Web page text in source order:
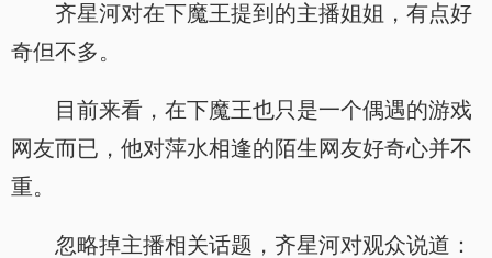
齐星河对在下魔王提到的主播姐姐，有点好
奇但不多。
目前来看，在下魔王也只是一个偶遇的游戏
网友而已，他对萍水相逢的陌生网友好奇心并不
重。
忽略掉主播相关话题，齐星河对观众说道：